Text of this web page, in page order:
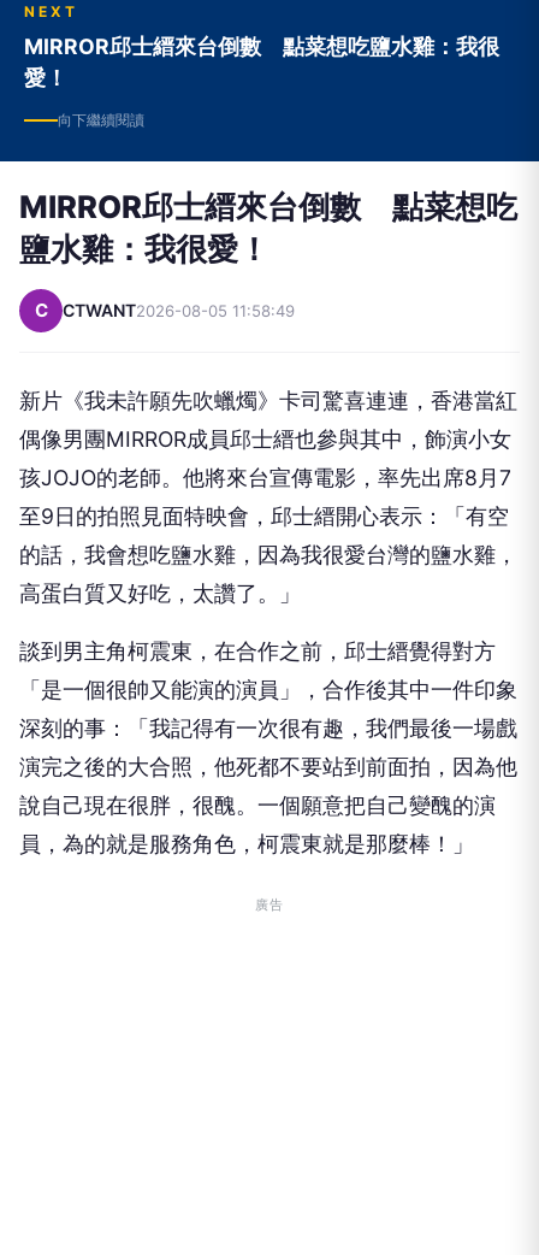
NEXT
MIRROR邱士縉來台倒數 點菜想吃鹽水雞：我很
愛！
向下繼續閱讀
MIRROR邱士縉來台倒數 點菜想吃
鹽水雞：我很愛！
C CTWANT2026-08-05 11:58:49
新片《我未許願先吹蠟燭》卡司驚喜連連，香港當紅
偶像男團MIRROR成員邱士縉也參與其中，飾演小女
孩JOJO的老師。他將來台宣傳電影，率先出席8月7
至9日的拍照見面特映會，邱士縉開心表示：「有空
的話，我會想吃鹽水雞，因為我很愛台灣的鹽水雞，
高蛋白質又好吃，太讚了。」
談到男主角柯震東，在合作之前，邱士縉覺得對方
「是一個很帥又能演的演員」，合作後其中一件印象
深刻的事：「我記得有一次很有趣，我們最後一場戲
演完之後的大合照，他死都不要站到前面拍，因為他
說自己現在很胖，很醜。一個願意把自己變醜的演
員，為的就是服務角色，柯震東就是那麼棒！」
廣告